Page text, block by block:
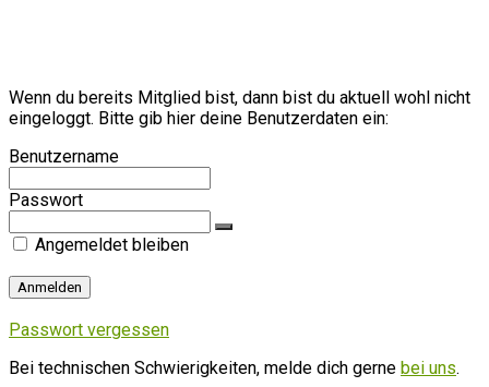
Wenn du bereits Mitglied bist, dann bist du aktuell wohl nicht
eingeloggt. Bitte gib hier deine Benutzerdaten ein:
Benutzername
Passwort
Angemeldet bleiben
Passwort vergessen
Bei technischen Schwierigkeiten, melde dich gerne bei uns.